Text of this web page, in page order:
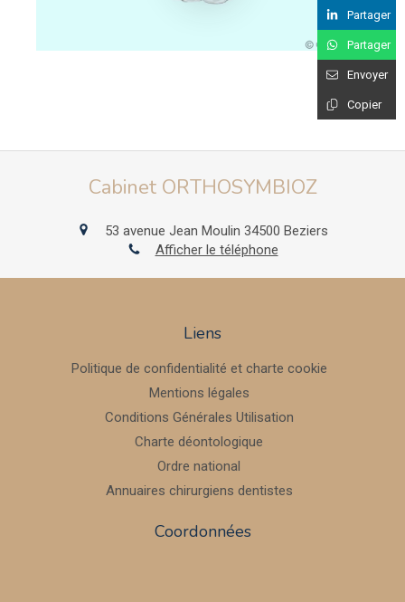
Partager
Partager
Envoyer
Copier
Cabinet ORTHOSYMBIOZ
53 avenue Jean Moulin 34500 Beziers
Afficher le téléphone
Liens
Politique de confidentialité et charte cookie
Mentions légales
Conditions Générales Utilisation
Charte déontologique
Ordre national
Annuaires chirurgiens dentistes
Coordonnées